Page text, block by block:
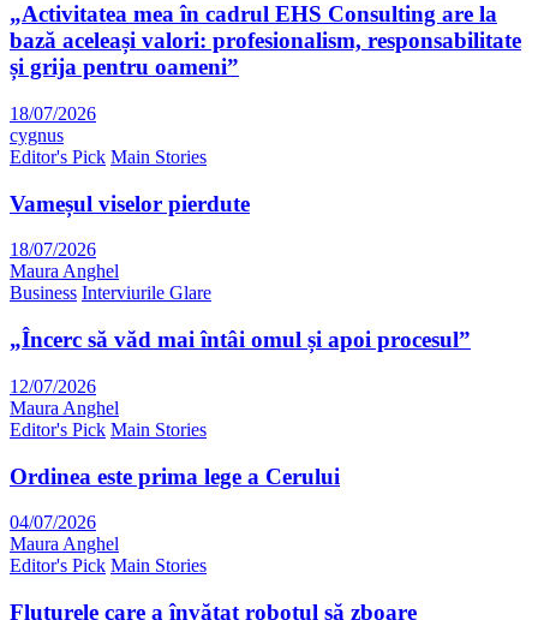
„Activitatea mea în cadrul EHS Consulting are la
bază aceleași valori: profesionalism, responsabilitate
și grija pentru oameni”
18/07/2026
cygnus
Editor's Pick Main Stories
Vameșul viselor pierdute
18/07/2026
Maura Anghel
Business Interviurile Glare
„Încerc să văd mai întâi omul și apoi procesul”
12/07/2026
Maura Anghel
Editor's Pick Main Stories
Ordinea este prima lege a Cerului
04/07/2026
Maura Anghel
Editor's Pick Main Stories
Fluturele care a învățat robotul să zboare